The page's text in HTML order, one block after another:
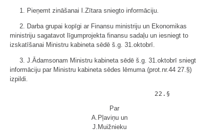
1. Pieņemt zināšanai I.Zītara sniegto informāciju.
2. Darba grupai kopīgi ar Finansu ministriju un Ekonomikas
ministriju sagatavot līgumprojekta finansu sadaļu un iesniegt to
izskatīšanai Ministru kabineta sēdē š.g. 31.oktobrī.
3. J.Ādamsonam Ministru kabineta sēdē š.g. 31.oktobrī sniegt
informāciju par Ministru kabineta sēdes lēmuma (prot.nr.44 27.§)
izpildi.
Par
A.Pļaviņu un
J.Muižnieku